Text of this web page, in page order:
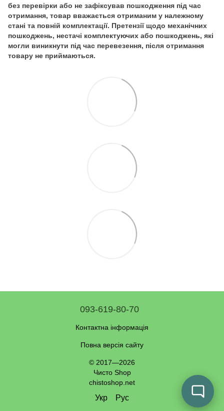
без перевірки або не зафіксував пошкодження під час
отримання, товар вважається отриманим у належному
стані та повній комплектації. Претензії щодо механічних
пошкоджень, нестачі комплектуючих або пошкоджень, які
могли виникнути під час перевезення, після отримання
товару не приймаються.
093-619-80-70
Контактна інформація
Повна версія сайту
© 2017—2026
Чисто Shop
chistoshop.net
Укр Рус